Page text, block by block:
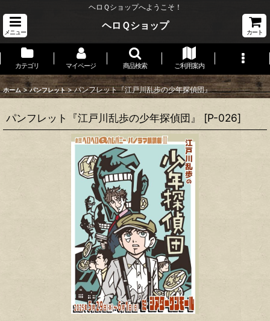
ヘロＱショップへようこそ！
メニュー
ヘロＱショップ
カート
カテゴリ マイページ 商品検索 ご利用案内
ホーム > パンフレット > パンフレット『江戸川乱歩の少年探偵団』
パンフレット『江戸川乱歩の少年探偵団』 [P-026]